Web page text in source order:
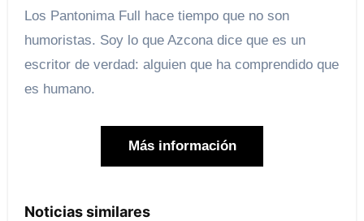
Los Pantonima Full hace tiempo que no son
humoristas. Soy lo que Azcona dice que es un
escritor de verdad: alguien que ha comprendido que
es humano.
Más información
Noticias similares